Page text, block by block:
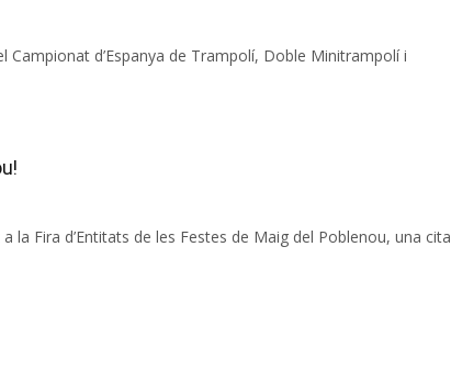
d’Espanya de Trampolí, Doble Minitrampolí i
la Fira d’Entitats de les Festes de Maig del Poblenou, una cita